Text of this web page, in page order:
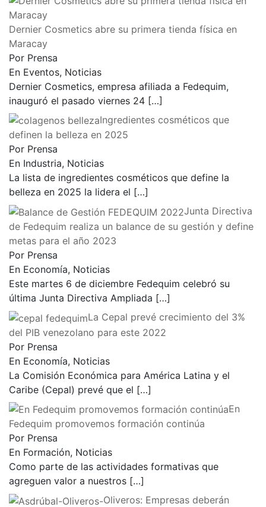
Dernier Cosmetics abre su primera tienda física en
Maracay
Por Prensa
En Eventos, Noticias
Dernier Cosmetics, empresa afiliada a Fedequim,
inauguró el pasado viernes 24 […]
Ingredientes cosméticos que
definen la belleza en 2025
Por Prensa
En Industria, Noticias
La lista de ingredientes cosméticos que define la
belleza en 2025 la lidera el […]
Junta Directiva
de Fedequim realiza un balance de su gestión y define
metas para el año 2023
Por Prensa
En Economía, Noticias
Este martes 6 de diciembre Fedequim celebró su
última Junta Directiva Ampliada […]
La Cepal prevé crecimiento del 3%
del PIB venezolano para este 2022
Por Prensa
En Economía, Noticias
La Comisión Económica para América Latina y el
Caribe (Cepal) prevé que el […]
En
Fedequim promovemos formación continúa
Por Prensa
En Formación, Noticias
Como parte de las actividades formativas que
agreguen valor a nuestros […]
Oliveros: Empresas deberán